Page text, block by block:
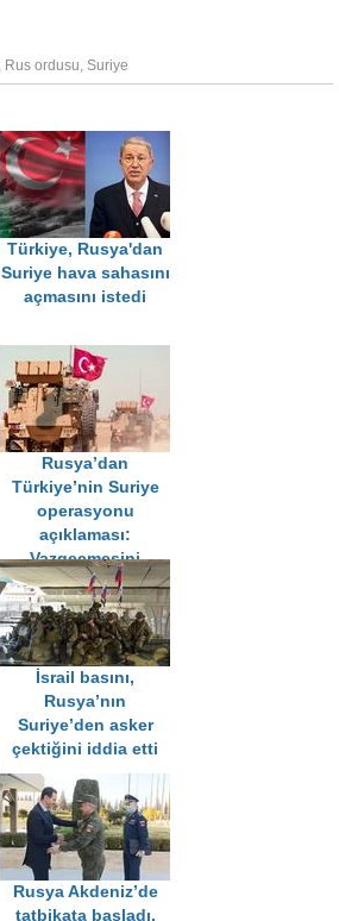
Rus ordusu Suriye
Türkiye, Rusya'dan
Suriye hava sahasını
açmasını istedi
Rusya’dan
Türkiye’nin Suriye
operasyonu
açıklaması:
Vazgeçmesini
umuyoruz
İsrail basını,
Rusya’nın
Suriye’den asker
çektiğini iddia etti
Rusya Akdeniz’de
tatbikata başladı,